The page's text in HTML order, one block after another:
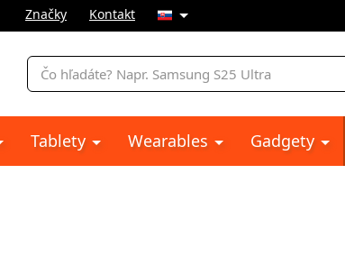
Značky Kontakt
Vyhľadávanie
Tablety Wearables Gadgety